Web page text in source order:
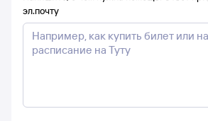
эл.почту